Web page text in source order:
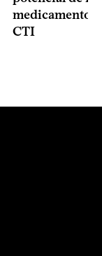
medicamentos
CTI